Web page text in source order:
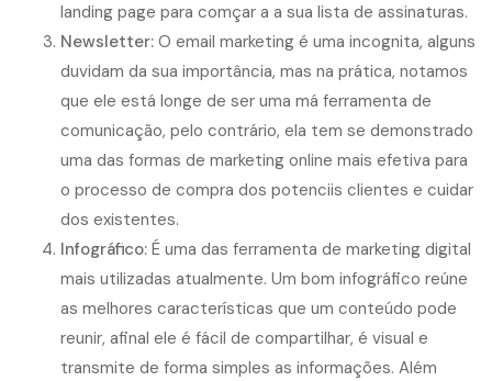
landing page para comçar a a sua lista de assinaturas.
Newsletter: O email marketing é uma incognita, alguns
duvidam da sua importância, mas na prática, notamos
que ele está longe de ser uma má ferramenta de
comunicação, pelo contrário, ela tem se demonstrado
uma das formas de marketing online mais efetiva para
o processo de compra dos potenciis clientes e cuidar
dos existentes.
Infográfico: É uma das ferramenta de marketing digital
mais utilizadas atualmente. Um bom infográfico reúne
as melhores características que um conteúdo pode
reunir, afinal ele é fácil de compartilhar, é visual e
transmite de forma simples as informações. Além